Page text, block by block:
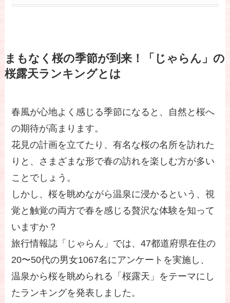
まもなく桜の季節が到来！「じゃらん」の
桜露天ランキングとは
春風が心地よく感じる季節になると、自然と桜へ
の期待が高まります。
花見の計画を立てたり、有名な桜の名所を訪れた
りと、さまざまな形で春の訪れを楽しむ方が多い
ことでしょう。
しかし、桜を眺めながら温泉に浸かるという、視
覚と触覚の両方で春を感じる贅沢な体験を知って
いますか？
旅行情報誌「じゃらん」では、47都道府県在住の
20〜50代の男女1067名にアンケートを実施し、
温泉から桜を眺められる「桜露天」をテーマにし
たランキングを発表しました。